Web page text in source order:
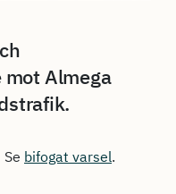
Almega
Se bifogat varsel.